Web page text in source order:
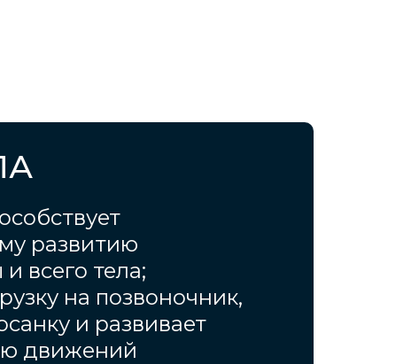
развитию
всего тела;
на позвоночник,
и развивает
движений